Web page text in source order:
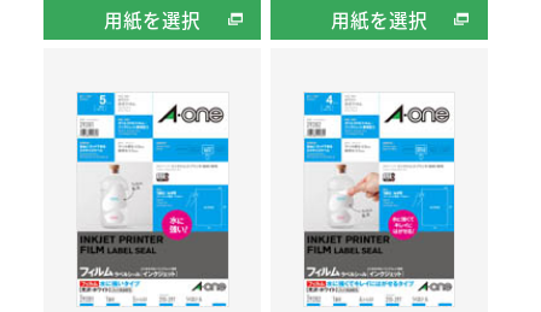
用紙を選択 用紙を選択